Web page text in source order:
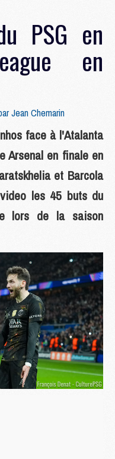
PSG en
en
Jean Chemarin
face à l'Atalanta
Arsenal en finale en
et Barcola
les 45 buts du
lors de la saison